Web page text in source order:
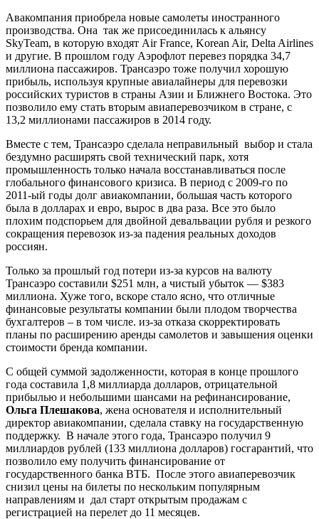
Авакомпания приобрела новые самолеты иностранного
производства. Она так же присоединилась к альянсу
SkyTeam, в которую входят Air France, Korean Air, Delta Airlines
и другие. В прошлом году Аэрофлот перевез порядка 34,7
миллиона пассажиров. Трансаэро тоже получил хорошую
прибыль, используя крупные авиалайнеры для перевозки
российских туристов в страны Азии и Ближнего Востока. Это
позволило ему стать вторым авиаперевозчиком в стране, с
13,2 миллионами пассажиров в 2014 году.
Вместе с тем, Трансаэро сделала неправильный выбор и стала
бездумно расширять свой технический парк, хотя
промышленность только начала восстанавливаться после
глобального финансового кризиса. В период с 2009-го по
2011-ый годы долг авиакомпании, большая часть которого
была в долларах и евро, вырос в два раза. Все это было
плохим подспорьем для двойной девальвации рубля и резкого
сокращения перевозок из-за падения реальных доходов
россиян.
Только за прошлый год потери из-за курсов на валюту
Трансаэро составили $251 млн, а чистый убыток — $383
миллиона. Хуже того, вскоре стало ясно, что отличные
финансовые результаты компании были плодом творчества
бухгалтеров – в том числе. из-за отказа скорректировать
планы по расширению аренды самолетов и завышения оценки
стоимости бренда компании.
С общей суммой задолженности, которая в конце прошлого
года составила 1,8 миллиарда долларов, отрицательной
прибылью и небольшими шансами на рефинансирование,
Ольга Плешакова, жена основателя и исполнительный
директор авиакомпании, сделала ставку на государственную
поддержку. В начале этого года, Трансаэро получил 9
миллиардов рублей (133 миллиона долларов) госгарантий, что
позволило ему получить финансирование от
государственного банка ВТБ. После этого авиаперевозчик
снизил цены на билеты по нескольким популярным
направлениям и дал старт открытым продажам с
регистрацией на перелет до 11 месяцев.